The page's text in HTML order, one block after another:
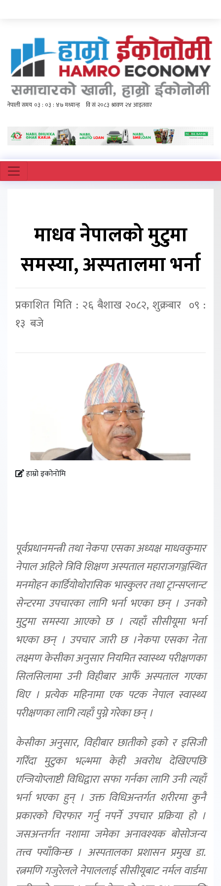
माधव नेपालको मुटुमा
समस्या, अस्पतालमा भर्ना
प्रकाशित मिति : २६ बैशाख २०८२, शुक्रबार ०९ :
१३ बजे
हाम्रो इकोनोमि
पूर्वप्रधानमन्त्री तथा नेकपा एसका अध्यक्ष माधवकुमार
नेपाल अहिले त्रिवि शिक्षण अस्पताल महाराजगञ्जस्थित
मनमोहन कार्डियोथोरासिक भास्कुलर तथा ट्रान्सप्लान्ट
सेन्टरमा उपचारका लागि भर्ना भएका छन् । उनको
मुटुमा समस्या आएको छ । त्यहाँ सीसीयूमा भर्ना
भएका छन् । उपचार जारी छ ।नेकपा एसका नेता
लक्ष्मण केसीका अनुसार नियमित स्वास्थ्य परीक्षणका
सिलसिलामा उनी विहीबार आफैँ अस्पताल गएका
थिए । प्रत्येक महिनामा एक पटक नेपाल स्वास्थ्य
परीक्षणका लागि त्यहाँ पुग्ने गरेका छन् ।
केसीका अनुसार, विहीबार छातीको इको र इसिजी
गरिँदा मुटुका भल्भमा केही अवरोध देखिएपछि
एन्जियोप्लाष्टी विधिद्वारा सफा गर्नका लागि उनी त्यहाँ
भर्ना भएका हुन् । उक्त विधिअन्तर्गत शरीरमा कुनै
प्रकारको चिरफार गर्नु नपर्ने उपचार प्रक्रिया हो ।
जसअन्तर्गत नशामा जमेका अनावश्यक बोसोजन्य
तत्त्व फ्याँकिन्छ । अस्पतालका प्रशासन प्रमुख डा.
रत्नमणि गजुरेलले नेपाललाई सीसीयूबाट नर्मल वार्डमा